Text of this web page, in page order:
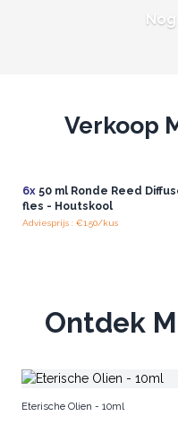
Verkoop
6x50 ml Ronde Reed
fles - Houtskool
Adviesprijs : €1.50/kus
Ontdek
Eterische Olien - 10ml